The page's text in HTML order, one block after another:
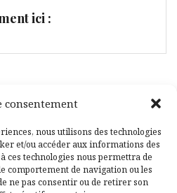
consentement
nous utilisons des technologies
et/ou accéder aux informations des
ces technologies nous permettra de
comportement de navigation ou les
ne pas consentir ou de retirer son
ici :